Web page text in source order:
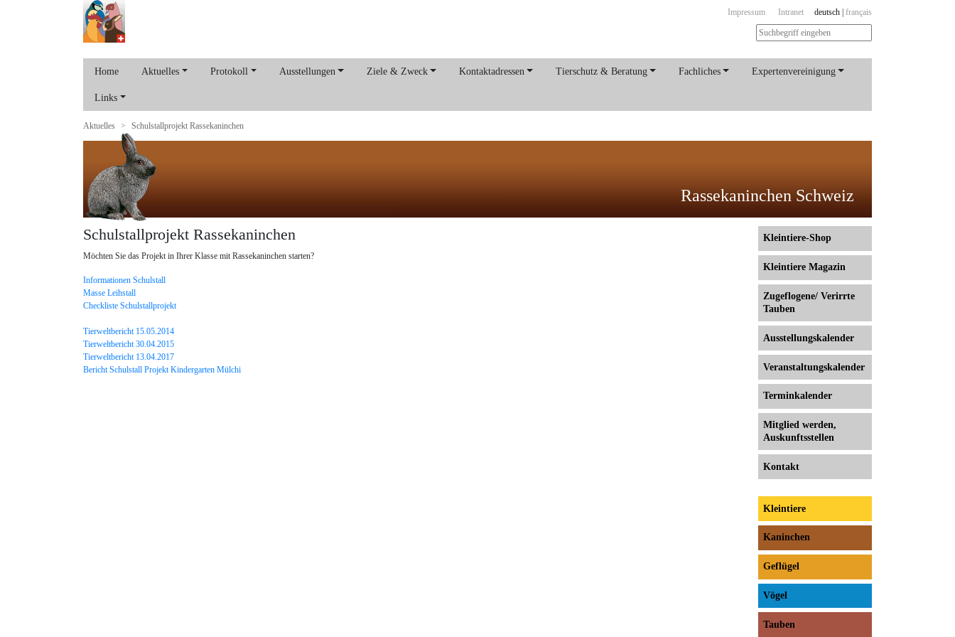
Impressum Intranet deutsch français
Home Aktuelles Protokoll Ausstellungen Ziele & Zweck Kontaktadressen Tierschutz & Beratung Fachliches Expertenvereinigung
Links
Aktuelles Schulstallprojekt Rassekaninchen
Rassekaninchen Schweiz
Schulstallprojekt Rassekaninchen
Möchten Sie das Projekt in Ihrer Klasse mit Rassekaninchen starten?
Informationen Schulstall
Masse Leihstall
Checkliste Schulstallprojekt
Tierweltbericht 15.05.2014
Tierweltbericht 30.04.2015
Tierweltbericht 13.04.2017
Bericht Schulstall Projekt Kindergarten Mülchi
Kleintiere-Shop
Kleintiere Magazin
Zugeflogene/ Verirrte
Tauben
Ausstellungs­kalender
Veranstaltungs­kalender
Terminkalender
Mitglied werden,
Auskunftsstellen
Kontakt
Kleintiere
Kaninchen
Geflügel
Vögel
Tauben